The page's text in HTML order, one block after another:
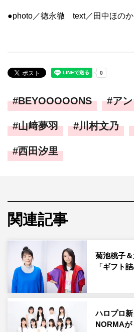
●photo／徳永徹 text／田中ほのか
BEYOOOOONS ア
山﨑夢羽 川村文乃
西田汐里
関連記事
菊池桃子
「ギフト
ハロプロ
NORMA